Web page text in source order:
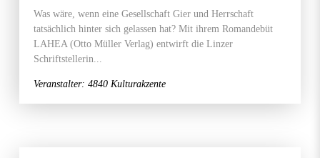
Was wäre, wenn eine Gesellschaft Gier und Herrschaft
tatsächlich hinter sich gelassen hat? Mit ihrem Romandebüt
LAHEA (Otto Müller Verlag) entwirft die Linzer
Schriftstellerin...
Veranstalter: 4840 Kulturakzente